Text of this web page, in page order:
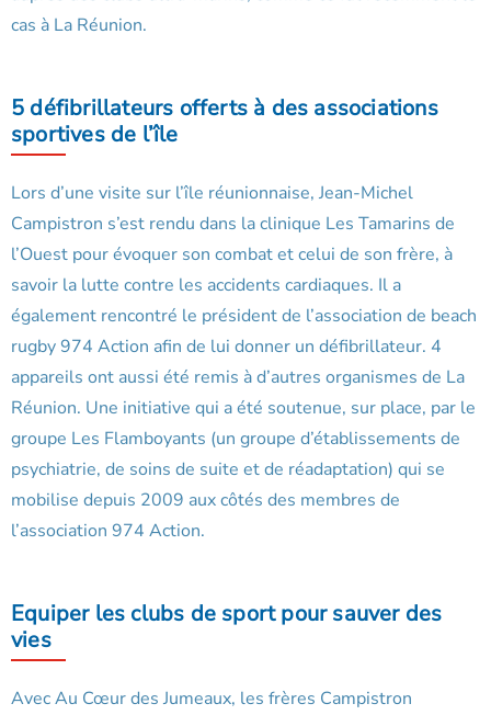
cas à La Réunion.
5 défibrillateurs offerts à des associations
sportives de l’île
Lors d’une visite sur l’île réunionnaise, Jean-Michel
Campistron s’est rendu dans la clinique Les Tamarins de
l’Ouest pour évoquer son combat et celui de son frère, à
savoir la lutte contre les accidents cardiaques. Il a
également rencontré le président de l’association de beach
rugby 974 Action afin de lui donner un défibrillateur. 4
appareils ont aussi été remis à d’autres organismes de La
Réunion. Une initiative qui a été soutenue, sur place, par le
groupe Les Flamboyants (un groupe d’établissements de
psychiatrie, de soins de suite et de réadaptation) qui se
mobilise depuis 2009 aux côtés des membres de
l’association 974 Action.
Equiper les clubs de sport pour sauver des
vies
Avec Au Cœur des Jumeaux, les frères Campistron